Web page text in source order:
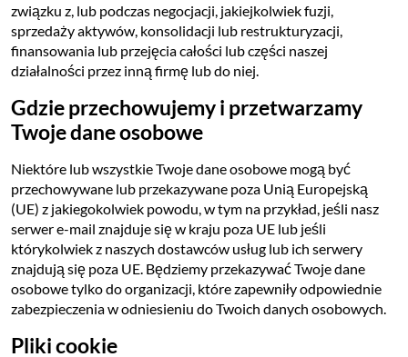
związku z, lub podczas negocjacji, jakiejkolwiek fuzji,
sprzedaży aktywów, konsolidacji lub restrukturyzacji,
finansowania lub przejęcia całości lub części naszej
działalności przez inną firmę lub do niej.
Gdzie przechowujemy i przetwarzamy
Twoje dane osobowe
Niektóre lub wszystkie Twoje dane osobowe mogą być
przechowywane lub przekazywane poza Unią Europejską
(UE) z jakiegokolwiek powodu, w tym na przykład, jeśli nasz
serwer e-mail znajduje się w kraju poza UE lub jeśli
którykolwiek z naszych dostawców usług lub ich serwery
znajdują się poza UE. Będziemy przekazywać Twoje dane
osobowe tylko do organizacji, które zapewniły odpowiednie
zabezpieczenia w odniesieniu do Twoich danych osobowych.
Pliki cookie